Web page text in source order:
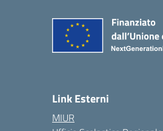
Link Esterni
MIUR